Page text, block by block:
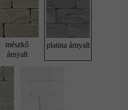
mészkő
árnyalt
platina árnyalt